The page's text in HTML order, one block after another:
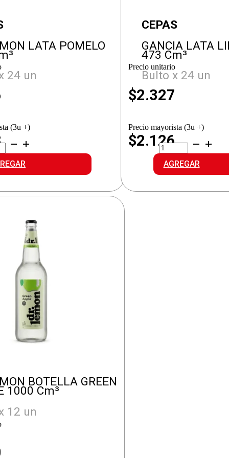
LATA POMELO
24 un
(3u +)
CEPAS
GANCIA LATA
473 Cm³
Bulto x 24 un
Precio unitario
$2.327
Precio mayorista (3u +)
$2.126
GANCIA
LATA
LIMA-
LIMON
AGREGAR
BOTELLA GREEN
1000 Cm³
12 un